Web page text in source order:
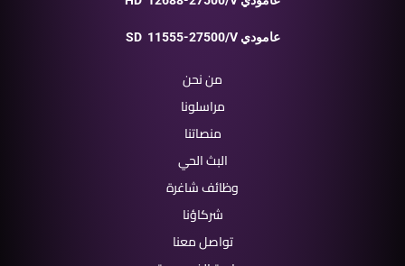
SD 11555-27500/V عامودي
من نحن
مراسلونا
منصاتنا
البث الحي
وظائف شاغرة
شركاؤنا
تواصل معنا